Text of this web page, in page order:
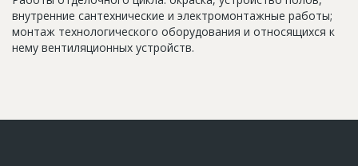
внутренние сантехнические и электромонтажные работы;
монтаж технологического оборудования и относящихся к
нему вентиляционных устройств.